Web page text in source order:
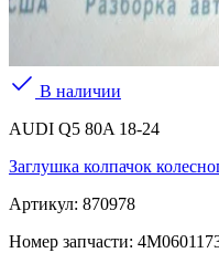
В наличии
AUDI Q5 80A 18-24
Заглушка колпачок
Артикул: 870978
Номер запчасти: